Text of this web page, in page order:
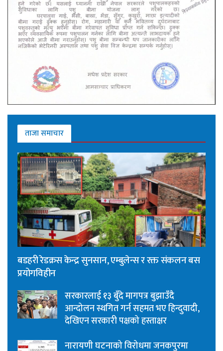
ताजा समाचार
बडहरी रेडक्रस केन्द्र सुनसान, एम्बुलेन्स र रक्त संकलन बस
प्रयोगविहीन
सरकारलाई १३ बुँदे मागपत्र बुझाउँदै
आन्दोलन स्थगित गर्न सहमत भए हिन्दुवादी,
देखिएन सरकारी पक्षको हस्ताक्षर
नारायणी घटनाको विरोधमा जनकपुरमा